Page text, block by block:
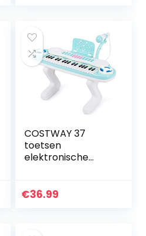
n en
begeleidingsstijlen
– toetsenbord
met duo-modus
voor 2
COSTWAY 37
toetsen
elektronische
draagbare
€36.99